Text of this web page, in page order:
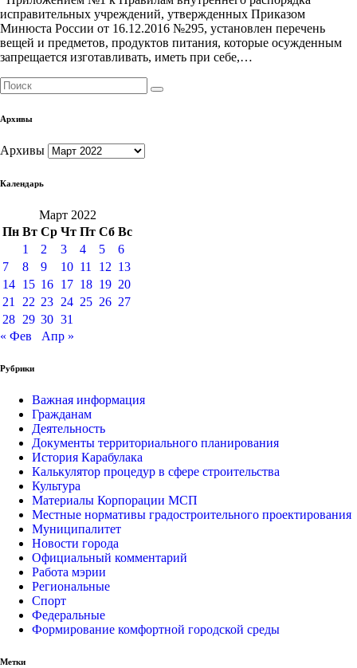
исправительных учреждений, утвержденных Приказом
Минюста России от 16.12.2016 №295, установлен перечень
вещей и предметов, продуктов питания, которые осужденным
запрещается изготавливать, иметь при себе,…
Архивы
Архивы
Календарь
Март 2022
Пн Вт Ср Чт Пт Сб Вс
1
2 3 4 5
6
7
8 9 10 11 12 13
14 15 16 17 18 19 20
21
22 23 24 25 26 27
28 29 30 31
« Фев
Апр »
Рубрики
Важная информация
Гражданам
Деятельность
Документы территориального планирования
История Карабулака
Калькулятор процедур в сфере строительства
Культура
Материалы Корпорации МСП
Местные нормативы градостроительного проектирования
Муниципалитет
Новости города
Официальный комментарий
Работа мэрии
Региональные
Спорт
Федеральные
Формирование комфортной городской среды
Метки